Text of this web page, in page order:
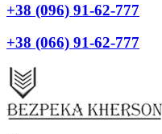
+38 (096) 91-62-777
+38 (066) 91-62-777